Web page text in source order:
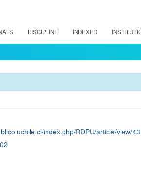
DISCIPLINE INDEXED
index.php/RDPU/article/view/